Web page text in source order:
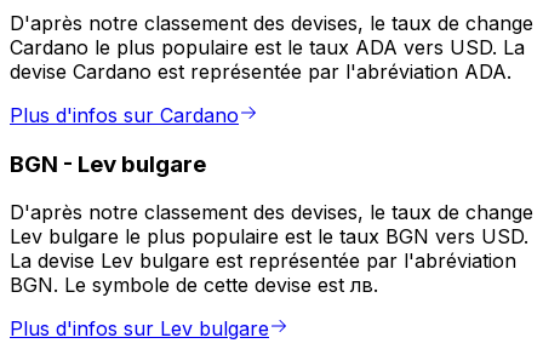
D'après notre classement des devises, le taux de change
Cardano le plus populaire est le taux ADA vers USD. La
devise Cardano est représentée par l'abréviation ADA.
Plus d'infos sur Cardano
BGN - Lev bulgare
D'après notre classement des devises, le taux de change
Lev bulgare le plus populaire est le taux BGN vers USD.
La devise Lev bulgare est représentée par l'abréviation
BGN. Le symbole de cette devise est лв.
Plus d'infos sur Lev bulgare